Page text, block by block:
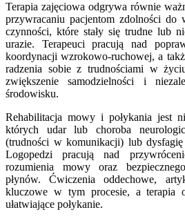
Terapia zajęciowa odgrywa równie
przywracaniu pacjentom zdolności do
czynności, które stały się trudne lub
urazie. Terapeuci pracują nad
koordynacji wzrokowo-ruchowej, a
radzenia sobie z trudnościami w
zwiększenie samodzielności i
środowisku.
Rehabilitacja mowy i połykania jest
których udar lub choroba
(trudności w komunikacji) lub
Logopedzi pracują nad
rozumienia mowy oraz
płynów. Ćwiczenia oddechowe,
kluczowe w tym procesie, a terapia
ułatwiające połykanie.